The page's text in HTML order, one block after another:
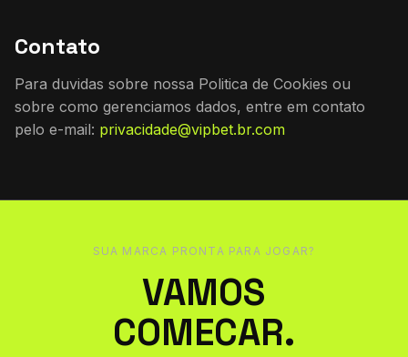
Contato
Para duvidas sobre nossa Politica de Cookies ou
sobre como gerenciamos dados, entre em contato
pelo e-mail: privacidade@vipbet.br.com
SUA MARCA PRONTA PARA JOGAR?
VAMOS
COMECAR.